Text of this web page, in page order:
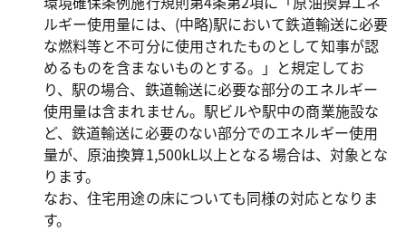
ルギー使用量には、(中略)駅において鉄道輸送に必要
な燃料等と不可分に使用されたものとして知事が認
めるものを含まないものとする。」と規定してお
り、駅の場合、鉄道輸送に必要な部分のエネルギー
使用量は含まれません。駅ビルや駅中の商業施設な
ど、鉄道輸送に必要のない部分でのエネルギー使用
量が、原油換算1,500kL以上となる場合は、対象とな
ります。
なお、住宅用途の床についても同様の対応となりま
す。